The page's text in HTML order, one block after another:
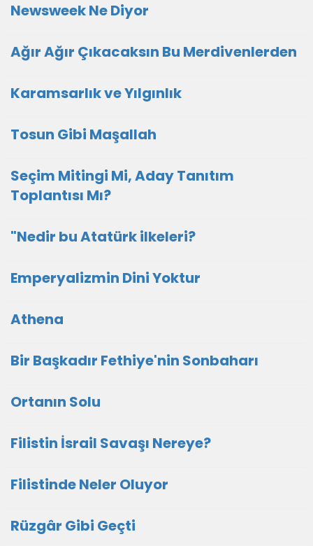
Newsweek Ne Diyor
Ağır Ağır Çıkacaksın Bu Merdivenlerden
Karamsarlık ve Yılgınlık
Tosun Gibi Maşallah
Seçim Mitingi Mi, Aday Tanıtım
Toplantısı Mı?
"Nedir bu Atatürk ilkeleri?
Emperyalizmin Dini Yoktur
Athena
Bir Başkadır Fethiye'nin Sonbaharı
Ortanın Solu
Filistin İsrail Savaşı Nereye?
Filistinde Neler Oluyor
Rüzgâr Gibi Geçti